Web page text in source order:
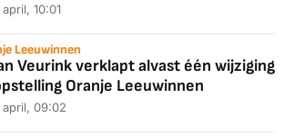
april, 10:01
Leeuwinnen
Veurink verklapt alvast één wijziging
Oranje Leeuwinnen
april, 09:02